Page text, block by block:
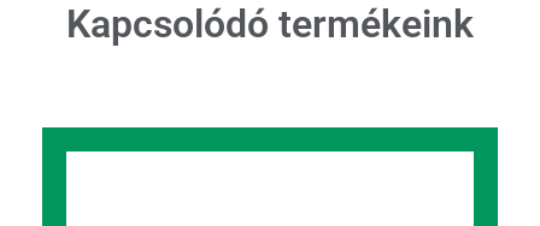
Kapcsolódó termékeink